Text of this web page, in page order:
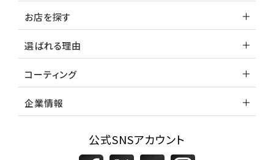
お店を探す
選ばれる理由
コーティング
企業情報
公式SNSアカウント